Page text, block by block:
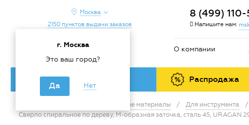
Москва
г. Москва
Это ваш город?
Да Нет
2150 пунктов выдачи заказов
8 (499)
Напишите нам:
О компании
Каталог товаров Распродажа
Расходные материалы / Для инструмента /
Сверло спиральное по дереву, М-образная заточка, сталь 45, URAGAN